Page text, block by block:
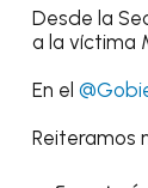
Desde la
a la víctima
En el
Reiteramos